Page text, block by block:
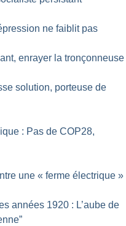
ne faiblit pas
enrayer la tronçonneuse
solution, porteuse de
: Pas de COP28,
une « ferme électrique »
années 1920 : L’aube de